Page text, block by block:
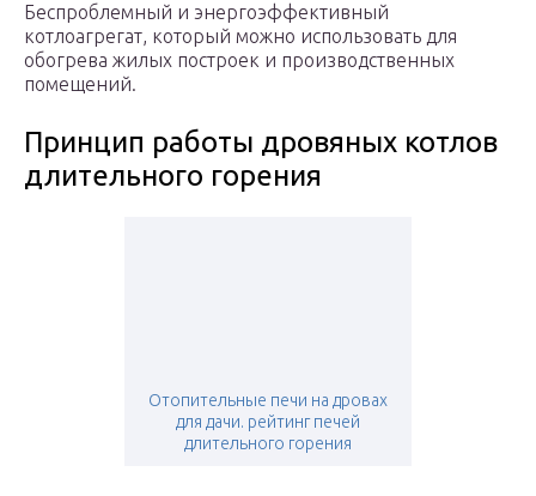
Беспроблемный и энергоэффективный
котлоагрегат, который можно использовать для
обогрева жилых построек и производственных
помещений.
Принцип работы дровяных котлов
длительного горения
Отопительные печи на дровах
для дачи. рейтинг печей
длительного горения